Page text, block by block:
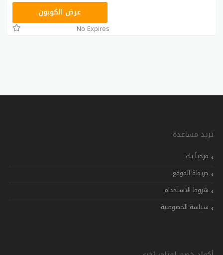
RRF24عرض الكوبون
No Expires
تريد مساعدة
مرحباً بك
خريطة الموقع
شروط الاستخدام
سياسة الخصوصية